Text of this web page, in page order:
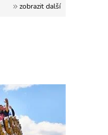
zobrazit další